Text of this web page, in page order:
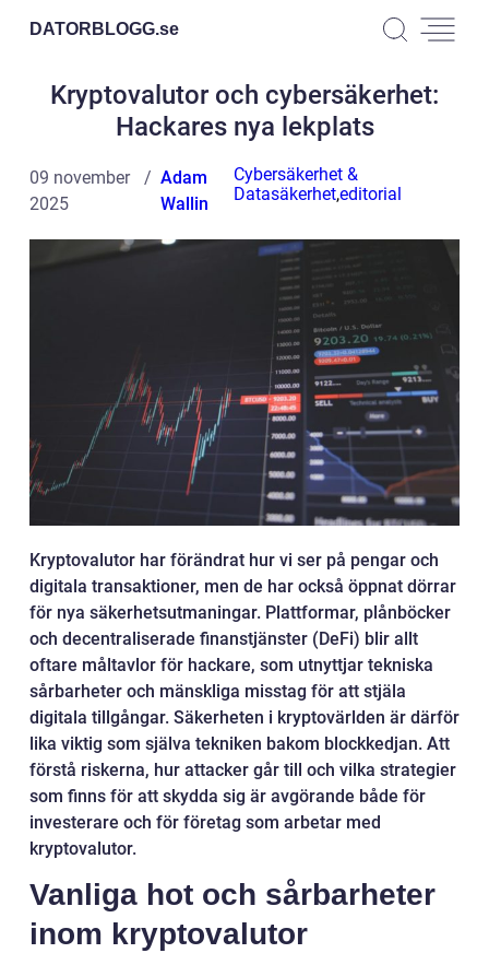
DATORBLOGG.se
Kryptovalutor och cybersäkerhet:
Hackares nya lekplats
09 november
2025
Adam
Wallin
Cybersäkerhet &
Datasäkerhet,editorial
Kryptovalutor har förändrat hur vi ser på pengar och
digitala transaktioner, men de har också öppnat dörrar
för nya säkerhetsutmaningar. Plattformar, plånböcker
och decentraliserade finanstjänster (DeFi) blir allt
oftare måltavlor för hackare, som utnyttjar tekniska
sårbarheter och mänskliga misstag för att stjäla
digitala tillgångar. Säkerheten i kryptovärlden är därför
lika viktig som själva tekniken bakom blockkedjan. Att
förstå riskerna, hur attacker går till och vilka strategier
som finns för att skydda sig är avgörande både för
investerare och för företag som arbetar med
kryptovalutor.
Vanliga hot och sårbarheter
inom kryptovalutor